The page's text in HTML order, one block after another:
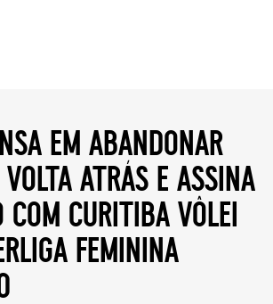
em abandonar
atrás e assina
curitiba vôlei
feminina